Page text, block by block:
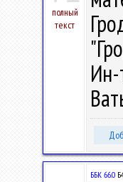
полный
текст
Ин-
ББК 66.0